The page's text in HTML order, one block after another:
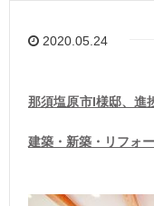
2020.05.24
那須塩原市I様邸、
建築・新築・リフォ